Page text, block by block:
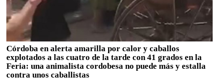
Córdoba en alerta amarilla por calor y caballos
explotados a las cuatro de la tarde con 41 grados en la
Feria: una animalista cordobesa no puede más y estalla
contra unos caballistas